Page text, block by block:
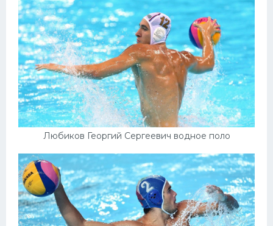
Любиков Георгий Сергеевич водное поло